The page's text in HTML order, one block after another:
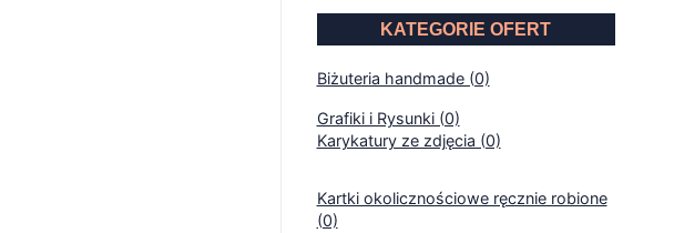
KATEGORIE OFERT
Biżuteria handmade (0)
Grafiki i Rysunki (0)
Karykatury ze zdjęcia (0)
Kartki okolicznościowe ręcznie robione
(0)